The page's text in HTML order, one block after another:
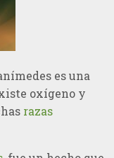
es una
oxígeno y
razas